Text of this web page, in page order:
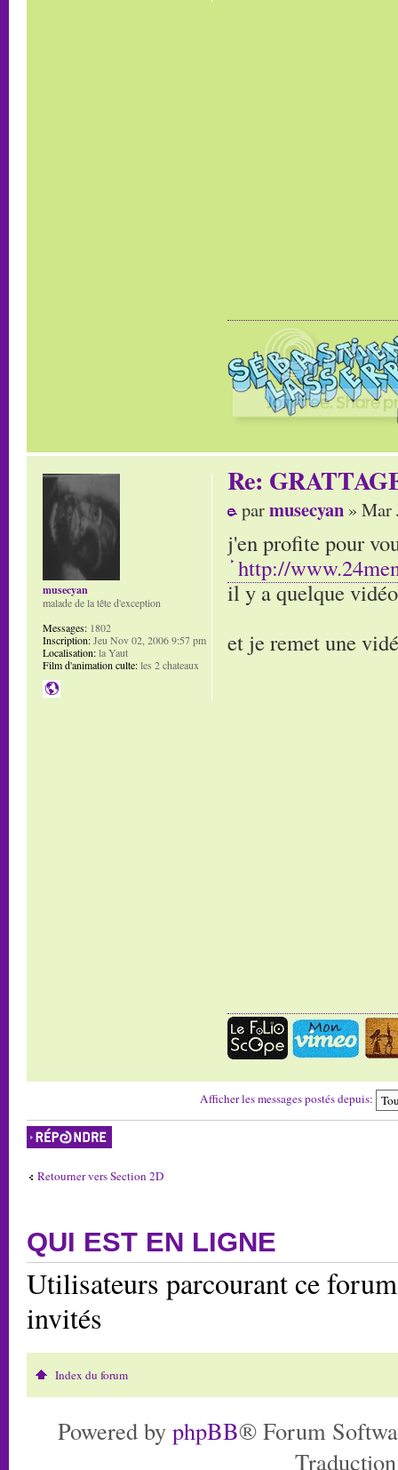
Re:
parmusecyan » Mar
j'en profite pour
http://
il y a quelque
et je remet une
musecyan
malade de la tête d'exception
Messages: 1802
Inscription:Jeu Nov 02, 2006 9:57 pm
Localisation:la Yaut
Film d'animation culte:les 2 chateaux
Afficher les messages postés depuis:
Répondre
Retourner vers Section 2D
QUI EST EN LIGNE
Utilisateurs parcourant ce
invités
Index du forum
Powered by phpBB® Forum